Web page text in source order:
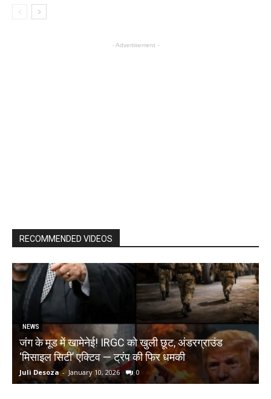
- Advertisement -
RECOMMENDED VIDEOS
NEWS
जंग के मूड में खामेनेई! IRGC को खुली छूट, अंडरग्राउंड
‘मिसाइल सिटी’ एक्टिव — ट्रंप की फिर धमकी
Juli Desoza - January 10, 2026 0